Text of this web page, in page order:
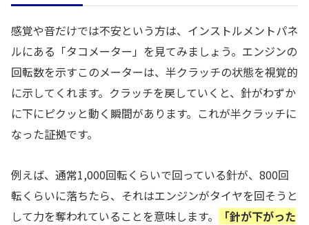
感覚や音だけでは不安という方は、インストルメントパネ
ルにある「タコメーター」を見てみましょう。エンジンの
回転数を示すこのメーターは、半クラッチの状態を視覚的
に示してくれます。クラッチを戻していくと、針がわずか
に下にピクッと動く瞬間があります。これが半クラッチに
なった証拠です。
例えば、通常1,000回転くらいで回っている針が、800回
転くらいに落ちたら、それはエンジンがタイヤを回そうと
して力を奪われていることを意味します。
「針が下がった